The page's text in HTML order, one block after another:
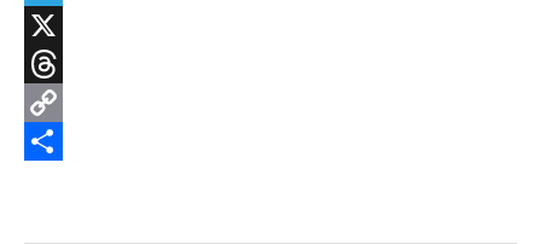
Telegram
X
Threads
Copy